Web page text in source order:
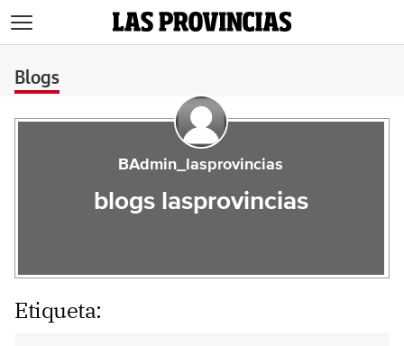
Blogs
BAdmin_lasprovincias
blogs lasprovincias
Etiqueta: